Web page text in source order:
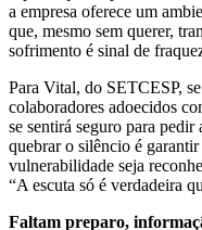
a empresa oferece um
que, mesmo sem querer,
sofrimento é sinal de
Para Vital, do SETCESP,
colaboradores adoecidos
se sentirá seguro para
quebrar o silêncio é garantir
vulnerabilidade seja
“A escuta só é verdadeira
Faltam preparo,